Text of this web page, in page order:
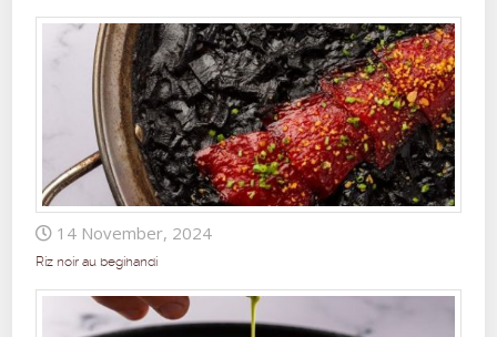
14 November, 2024
Riz noir au begihandi